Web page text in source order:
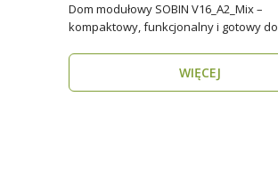
Dom modułowy SOBIN V16_A2_Mix –
kompaktowy, funkcjonalny i gotowy do
WIĘCEJ